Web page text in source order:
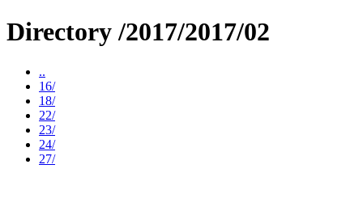
Directory /2017/2017/02
..
16/
18/
22/
23/
24/
27/